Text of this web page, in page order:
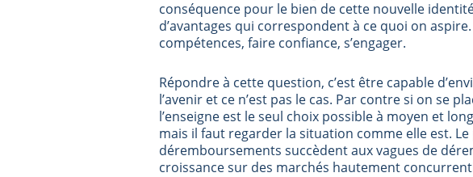
conséquence pour le bien de cette nouvelle
d’avantages qui correspondent à ce quoi on
compétences, faire confiance, s’engager.
Répondre à cette question, c’est être capable
l’avenir et ce n’est pas le cas. Par contre si on se
l’enseigne est le seul choix possible à moyen et
mais il faut regarder la situation comme elle est.
déremboursements succèdent aux vagues de
croissance sur des marchés hautement